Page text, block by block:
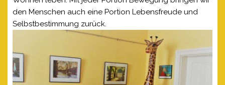
den Menschen auch eine Portion Lebensfreude und
Selbstbestimmung zurück.